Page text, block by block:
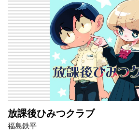
放課後ひみつクラブ
福島鉄平